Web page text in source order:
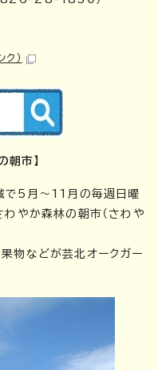
ク）
朝市】
で5月～11月の毎週日曜
やか森林の朝市（さわや
物などが芸北オークガー